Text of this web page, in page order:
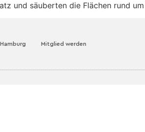
und säuberten die Flächen rund
Mitglied werden